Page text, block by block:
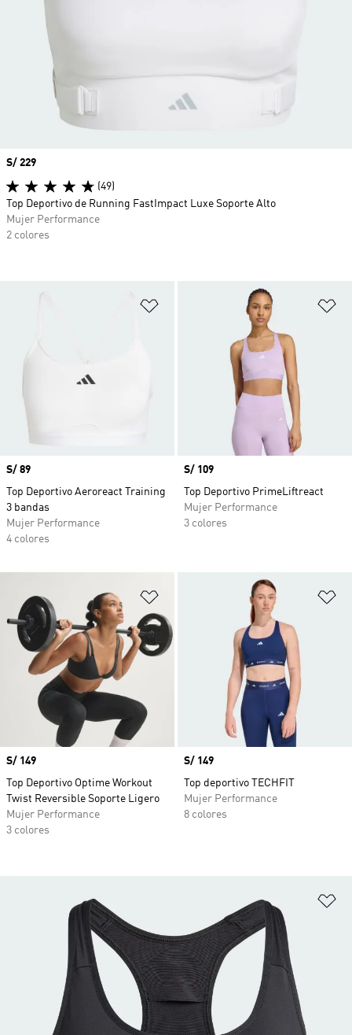
Añadir a la lista de deseos
Precio
S/ 89
Top Deportivo Aeroreact Training
3 bandas
Mujer Performance
4 colores
Precio
S/ 109
Top Deportivo PrimeLiftreact
Mujer Performance
3 colores
Añadir a la lista de deseos
Precio
S/ 149
Top Deportivo Optime Workout
Twist Reversible Soporte Ligero
Mujer Performance
3 colores
Precio
S/ 149
Top deportivo TECHFIT
Mujer Performance
8 colores
Precio
S/ 229
(49)
Top Deportivo de Running FastImpact Luxe Soporte Alto
Mujer Performance
2 colores